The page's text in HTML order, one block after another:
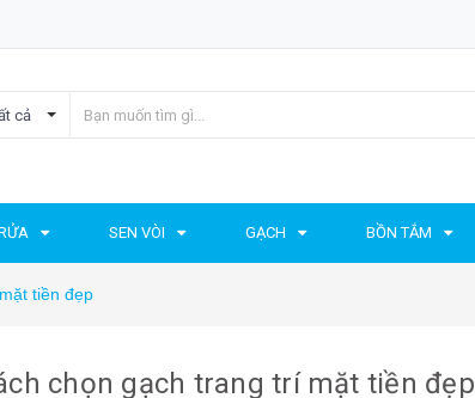
cả
SEN VÒI GẠCH BỒN TẮM
tiền đẹp
chọn gạch trang trí mặt tiền đẹp